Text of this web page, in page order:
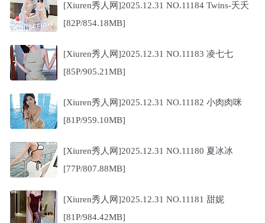
[Xiuren秀人网]2025.12.31 NO.11184 Twins-夭夭
[82P/854.18MB]
[Xiuren秀人网]2025.12.31 NO.11183 凌七七
[85P/905.21MB]
[Xiuren秀人网]2025.12.31 NO.11182 小肉肉咪
[81P/959.10MB]
[Xiuren秀人网]2025.12.31 NO.11180 夏冰冰
[77P/807.88MB]
[Xiuren秀人网]2025.12.31 NO.11181 甜妮
[81P/984.42MB]